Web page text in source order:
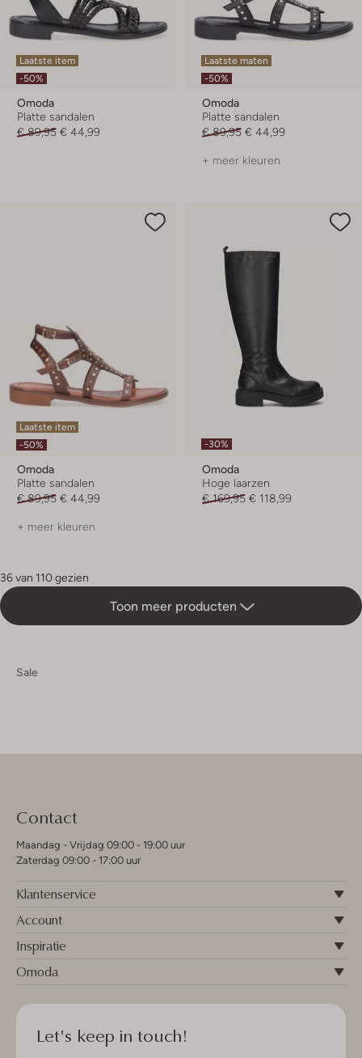
Laatste item
-50%
Omoda
Platte sandalen
€ 89,95 € 44,99
Laatste maten
-50%
Omoda
Platte sandalen
€ 89,95 € 44,99
+ meer kleuren
Laatste item
-50%
Omoda
Platte sandalen
€ 89,95 € 44,99
+ meer kleuren
-30%
Omoda
Hoge laarzen
€ 169,95 € 118,99
36 van 110 gezien
Toon meer producten
Sale
Contact
Maandag - Vrijdag 09:00 - 19:00 uur
Zaterdag 09:00 - 17:00 uur
Klantenservice
Account
Inspiratie
Omoda
Let's keep in touch!